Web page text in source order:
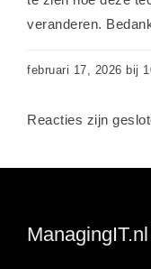
veranderen.
februari 17, 2026 bij
Reacties zijn
ManagingIT.nl